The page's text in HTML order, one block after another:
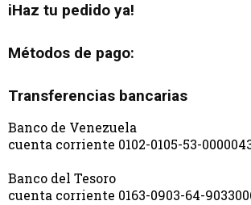
iHaz tu pedido ya!
Métodos de pago:
Transferencias bancarias
Banco de Venezuela
cuenta corriente 0102-0105-53-
Banco del Tesoro
cuenta corriente 0163-0903-64-